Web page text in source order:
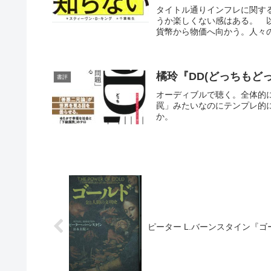
タイトル通りインフレに関
うか楽しくない感はある。
貨幣から物価へ向かう。人々
書評 橘玲『DD(どっちもど
オーディブルで聴く。全体的
罠」みたいなのにテンプレ的
か。
ピーター L.バーンスタイン